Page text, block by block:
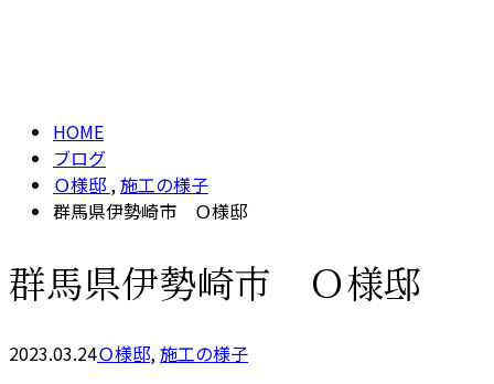
HOME
ブログ
Ｏ様邸 ,施工の様子
群馬県伊勢崎市 Ｏ様邸
群馬県伊勢崎市 Ｏ様邸
2023.03.24Ｏ様邸,施工の様子